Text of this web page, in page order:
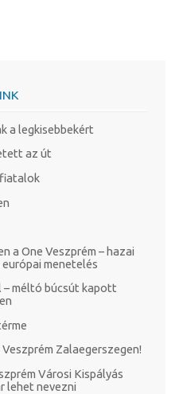
a legkisebbekért
az út
fiatalok
a One Veszprém – hazai
menetelés
– méltó búcsút kapott
Zalaegerszegen!
Városi Kispályás
lehet nevezni